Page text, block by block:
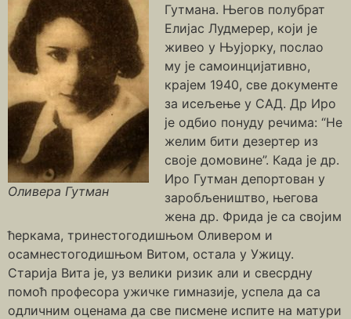
Оливера Гутман
Гутмана. Његов полубрат
Елијас Лудмерер, који је
живео у Њујорку, послао
му је самоинцијативно,
крајем 1940, све документе
за исељење у САД. Др Иро
је одбио понуду речима: “Не
желим бити дезертер из
своје домовине”. Када је др.
Иро Гутман депортован у
заробљеништво, његова
жена др. Фрида је са својим
ћеркама, тринестогодишњом Оливером и
осамнестогодишњом Витом, остала у Ужицу.
Старија Вита је, уз велики ризик али и свесрдну
помоћ професора ужичке гимназије, успела да са
одличним оценама да све писмене испите на матури